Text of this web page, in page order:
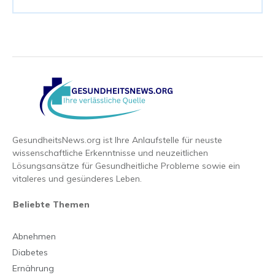
GesundheitsNews.org ist Ihre Anlaufstelle für neuste
wissenschaftliche Erkenntnisse und neuzeitlichen
Lösungsansätze für Gesundheitliche Probleme sowie ein
vitaleres und gesünderes Leben.
Beliebte Themen
Abnehmen
Diabetes
Ernährung